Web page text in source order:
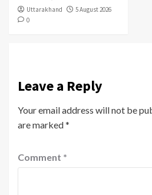
Uttarakhand
5 August 2026
0
Leave a Reply
Your email address will not be
are marked*
Comment *